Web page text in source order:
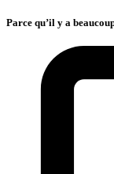
Parce qu’il y a